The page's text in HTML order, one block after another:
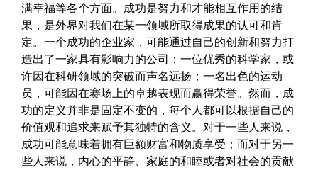
满幸福等各个方面。成功是努力和才能相互作用的结
果，是外界对我们在某一领域所取得成果的认可和肯
定。一个成功的企业家，可能通过自己的创新和努力打
造出了一家具有影响力的公司；一位优秀的科学家，或
许因在科研领域的突破而声名远扬；一名出色的运动
员，可能因在赛场上的卓越表现而赢得荣誉。然而，成
功的定义并非是固定不变的，每个人都可以根据自己的
价值观和追求来赋予其独特的含义。对于一些人来说，
成功可能意味着拥有巨额财富和物质享受；而对于另一
些人来说，内心的平静、家庭的和睦或者对社会的贡献